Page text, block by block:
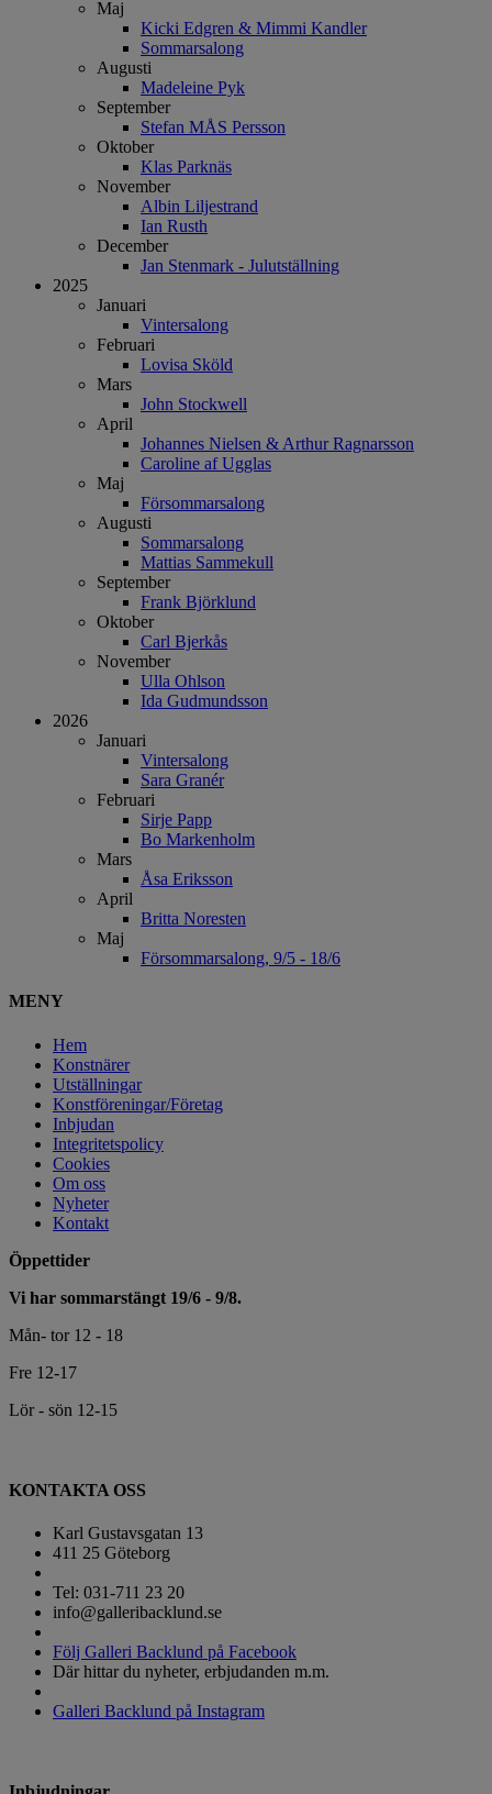
Maj
Kicki Edgren & Mimmi Kandler
Sommarsalong
Augusti
Madeleine Pyk
September
Stefan MÅS Persson
Oktober
Klas Parknäs
November
Albin Liljestrand
Ian Rusth
December
Jan Stenmark - Julutställning
2025
Januari
Vintersalong
Februari
Lovisa Sköld
Mars
John Stockwell
April
Johannes Nielsen & Arthur Ragnarsson
Caroline af Ugglas
Maj
Försommarsalong
Augusti
Sommarsalong
Mattias Sammekull
September
Frank Björklund
Oktober
Carl Bjerkås
November
Ulla Ohlson
Ida Gudmundsson
2026
Januari
Vintersalong
Sara Granér
Februari
Sirje Papp
Bo Markenholm
Mars
Åsa Eriksson
April
Britta Noresten
Maj
Försommarsalong, 9/5 - 18/6
MENY
Hem
Konstnärer
Utställningar
Konstföreningar/Företag
Inbjudan
Integritetspolicy
Cookies
Om oss
Nyheter
Kontakt
Öppettider
Vi har sommarstängt 19/6 - 9/8.
Mån- tor 12 - 18
Fre 12-17
Lör - sön 12-15
KONTAKTA OSS
Karl Gustavsgatan 13
411 25 Göteborg
Tel: 031-711 23 20
info@galleribacklund.se
Följ Galleri Backlund på Facebook
Där hittar du nyheter, erbjudanden m.m.
Galleri Backlund på Instagram